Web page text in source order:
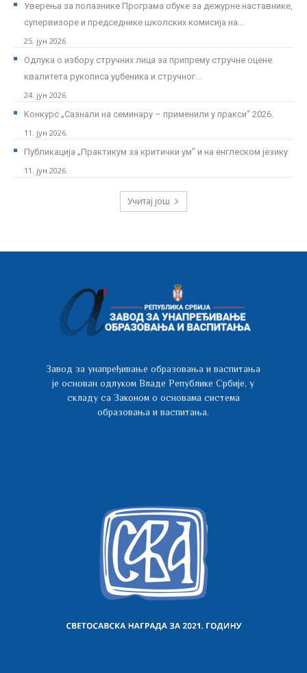
Уверења за полазнике Програмa обуке за дежурне наставнике,
супервизоре и председнике школских комисија на...
25. јун 2026.
Одлука о избору стручних лица за припрему стручне оцене
квалитета рукописа уџбеника и стручног...
24. јун 2026.
Kонкурс „Сазнали на семинару – применили у пракси“ 2026.
11. јун 2026.
Публикација „Практикум за критички ум” и на енглеском језику
11. јун 2026.
Учитај још
Завод за унапређивање образовања и васпитања
је основан одлуком Владе Републике Србије, у
складу са Законом о основама система
образовања и васпитања.